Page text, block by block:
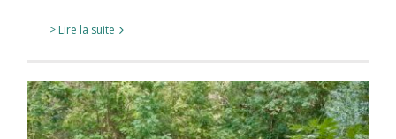
> Lire la suite